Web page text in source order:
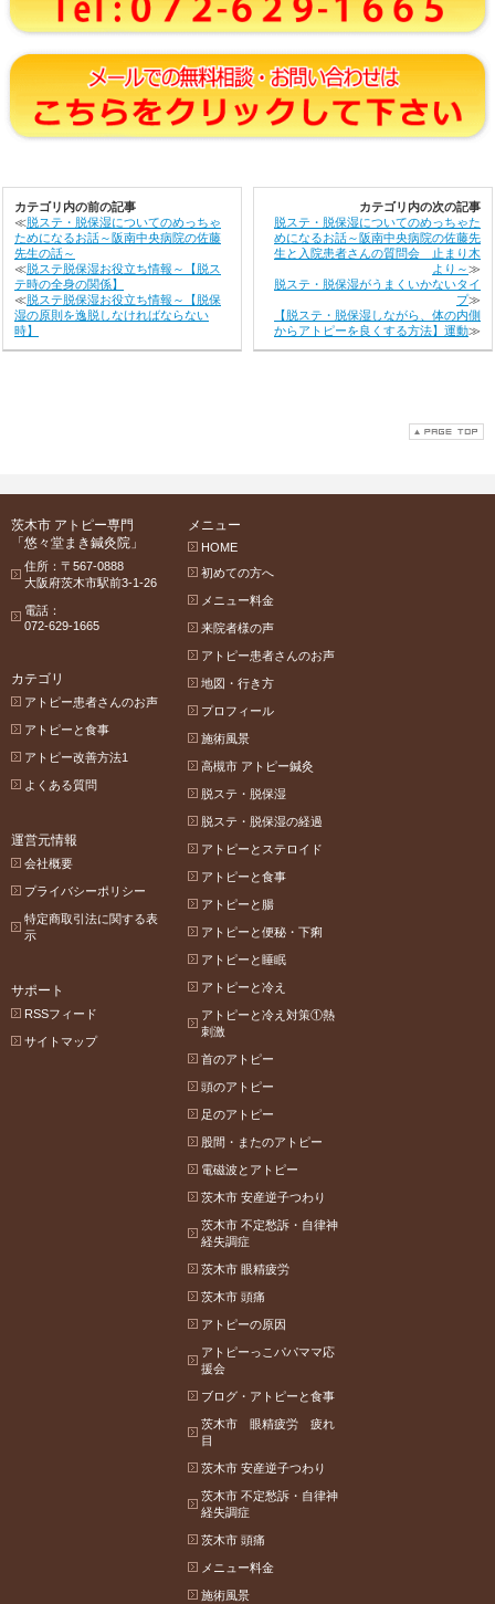
カテゴリ内の前の記事
≪脱ステ・脱保湿についてのめっちゃ
ためになるお話～阪南中央病院の佐藤
先生の話～
≪脱ステ脱保湿お役立ち情報～【脱ス
テ時の全身の関係】
≪脱ステ脱保湿お役立ち情報～【脱保
湿の原則を逸脱しなければならない
時】
カテゴリ内の次の記事
脱ステ・脱保湿についてのめっちゃた
めになるお話～阪南中央病院の佐藤先
生と入院患者さんの質問会 止まり木
より～≫
脱ステ・脱保湿がうまくいかないタイ
プ≫
【脱ステ・脱保湿しながら、体の内側
からアトピーを良くする方法】運動≫
茨木市 アトピー専門
「悠々堂まき鍼灸院」
住所：〒567-0888
大阪府茨木市駅前3-1-26
電話：
072-629-1665
メニュー
HOME
初めての方へ
メニュー料金
来院者様の声
アトピー患者さんのお声
地図・行き方
プロフィール
施術風景
高槻市 アトピー鍼灸
脱ステ・脱保湿
脱ステ・脱保湿の経過
アトピーとステロイド
アトピーと食事
アトピーと腸
アトピーと便秘・下痢
アトピーと睡眠
アトピーと冷え
アトピーと冷え対策①熱
刺激
首のアトピー
頭のアトピー
足のアトピー
股間・またのアトピー
電磁波とアトピー
茨木市 安産逆子つわり
茨木市 不定愁訴・自律神
経失調症
茨木市 眼精疲労
茨木市 頭痛
アトピーの原因
アトピーっこパパママ応
援会
ブログ・アトピーと食事
茨木市 眼精疲労 疲れ
目
茨木市 安産逆子つわり
茨木市 不定愁訴・自律神
経失調症
茨木市 頭痛
メニュー料金
施術風景
カテゴリ
アトピー患者さんのお声
アトピーと食事
アトピー改善方法1
よくある質問
運営元情報
会社概要
プライバシーポリシー
特定商取引法に関する表
示
サポート
RSSフィード
サイトマップ